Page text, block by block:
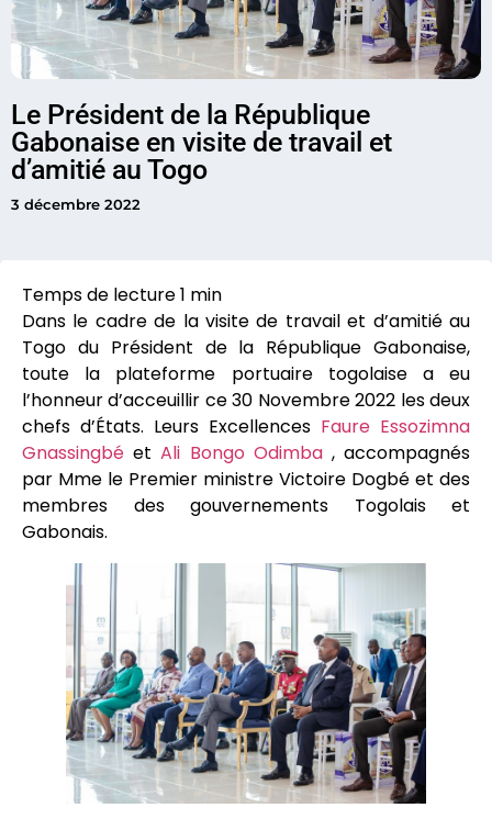
Le Président de la République
Gabonaise en visite de travail et
d’amitié au Togo
3 décembre 2022
Dans le cadre de la visite de travail et d’amitié au
Togo du Président de la République Gabonaise,
toute la plateforme portuaire togolaise a eu
l’honneur d’acceuillir ce 30 Novembre 2022 les deux
chefs d’États. Leurs Excellences Faure Essozimna
Gnassingbé etAli Bongo Odimba, accompagnés
par Mme le Premier ministre Victoire Dogbé et des
membres des gouvernements Togolais et
Gabonais.